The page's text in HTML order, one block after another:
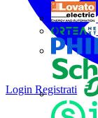
Login Registrati